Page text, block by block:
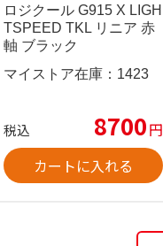
ロジクール G915 X LIGH
TSPEED TKL リニア 赤
軸 ブラック
マイストア在庫： 1423
税込 8700円
カートに入れる